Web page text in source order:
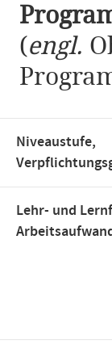
(engl.
Niveaustufe,
Lehr- und